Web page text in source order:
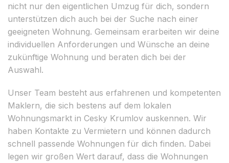
nicht nur den eigentlichen Umzug für dich, sondern
unterstützen dich auch bei der Suche nach einer
geeigneten Wohnung. Gemeinsam erarbeiten wir deine
individuellen Anforderungen und Wünsche an deine
zukünftige Wohnung und beraten dich bei der
Auswahl.
Unser Team besteht aus erfahrenen und kompetenten
Maklern, die sich bestens auf dem lokalen
Wohnungsmarkt in Cesky Krumlov auskennen. Wir
haben Kontakte zu Vermietern und können dadurch
schnell passende Wohnungen für dich finden. Dabei
legen wir großen Wert darauf, dass die Wohnungen